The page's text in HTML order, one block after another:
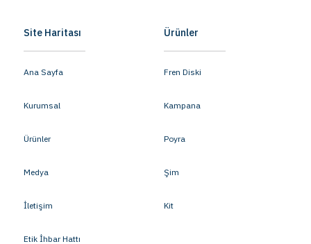
Site Haritası
Ana Sayfa
Kurumsal
Ürünler
Medya
İletişim
Etik İhbar Hattı
Ürünler
Fren Diski
Kampana
Poyra
Şim
Kit